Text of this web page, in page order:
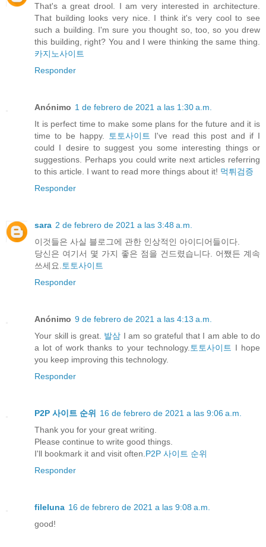
That's a great drool. I am very interested in architecture.
That building looks very nice. I think it's very cool to see
such a building. I'm sure you thought so, too, so you drew
this building, right? You and I were thinking the same thing.
카지노사이트
Responder
Anónimo 1 de febrero de 2021 a las 1:30 a.m.
It is perfect time to make some plans for the future and it is
time to be happy.
토토사이트
I've read this post and if I
could I desire to suggest you some interesting things or
suggestions. Perhaps you could write next articles referring
to this article. I want to read more things about it! 먹튀검증
Responder
sara 2 de febrero de 2021 a las 3:48 a.m.
이것들은 사실 블로그에 관한 인상적인 아이디어들이다.
당신은 여기서 몇 가지 좋은 점을 건드렸습니다. 어쨌든 계속
쓰세요. 토토사이트
Responder
Anónimo 9 de febrero de 2021 a las 4:13 a.m.
Your skill is great. 발삼 I am so grateful that I am able to do
a lot of work thanks to your technology. 토토사이트 I hope
you keep improving this technology.
Responder
P2P 사이트 순위
16 de febrero de 2021 a las 9:06 a.m.
Thank you for your great writing.
Please continue to write good things.
I'll bookmark it and visit often. P2P 사이트 순위
Responder
fileluna 16 de febrero de 2021 a las 9:08 a.m.
good!